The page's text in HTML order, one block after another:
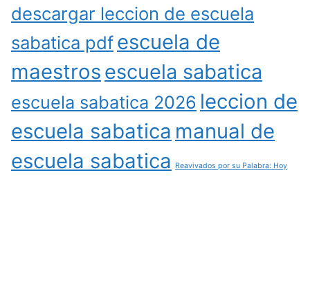
descargar leccion de escuela
sabatica pdfescuela de
maestros escuela sabatica
escuela sabatica 2026 leccion de
escuela sabatica manual de
escuela sabatica
Reavivados por su Palabra: Hoy